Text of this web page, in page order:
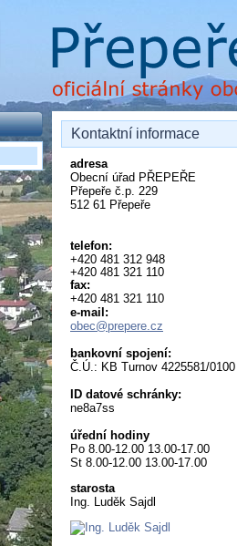
Kontaktní informace
adresa
Obecní úřad PŘEPEŘE
Přepeře č.p. 229
512 61 Přepeře
telefon:
+420 481 312 948
+420 481 321 110
fax:
+420 481 321 110
e-mail:
obec@prepere.cz
bankovní spojení:
Č.Ú.: KB Turnov 4225581/
ID datové schránky:
ne8a7ss
úřední hodiny
Po 8.00-12.00 13.00-17.00
St 8.00-12.00 13.00-17.00
starosta
Ing. Luděk Sajdl